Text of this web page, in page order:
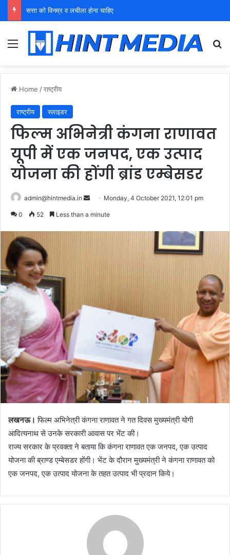
सत्ता को विनम्र व लचीला होना चाहिए
Menu
Home /राष्ट्रीय
राष्ट्रीय स्लाइडर
फिल्म अभिनेत्री कंगना राणावत
यूपी में एक जनपद, एक उत्पाद
योजना की होंगी ब्रांड एम्बेसडर
admin@hintmedia.in
Send Monday, 4 October 2021, 12:01 pm
0 52 Less than a minute
लखनऊ। फिल्म अभिनेत्री कंगना राणावत ने गत दिवस मुख्यमंत्री योगी
आदित्यनाथ से उनके सरकारी आवास पर भेंट की।
राज्य सरकार के प्रवक्ता ने बताया कि कंगना राणावत एक जनपद, एक उत्पाद
योजना की ब्राण्ड एम्बेसडर होंगी। भेंट के दौरान मुख्यमंत्री ने कंगना राणावत को
एक जनपद, एक उत्पाद योजना के तहत उत्पाद भी प्रदान किये।